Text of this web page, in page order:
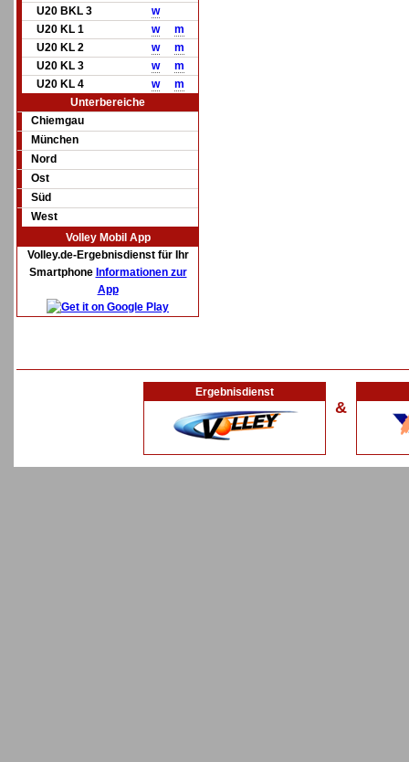
U20 BKL 3
w
U20 KL 1
w
m
U20 KL 2
w
m
U20 KL 3
w
m
U20 KL 4
w
m
Unterbereiche
Chiemgau
München
Nord
Ost
Süd
West
Volley Mobil App
Volley.de-Ergebnisdienst für Ihr
Smartphone Informationen zur
App
Ergebnisdienst
&